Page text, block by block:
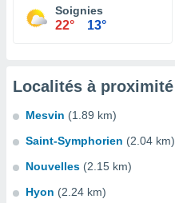
Soignies
22° 13°
Localités à proximité
Mesvin (1.89 km)
Saint-Symphorien (2.04 km)
Nouvelles (2.15 km)
Hyon (2.24 km)